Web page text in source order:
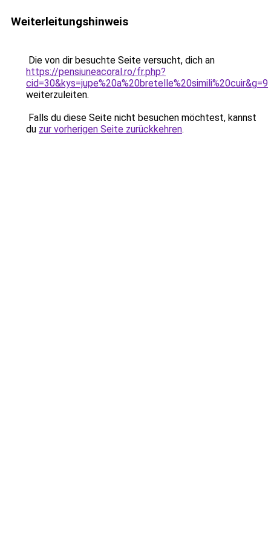
Weiterleitungshinweis
Die von dir besuchte Seite versucht, dich an
https://pensiuneacoral.ro/fr.php?
cid=30&kys=jupe%20a%20bretelle%20simili%20cuir&g=9
weiterzuleiten.
Falls du diese Seite nicht besuchen möchtest, kannst
du zur vorherigen Seite zurückkehren.